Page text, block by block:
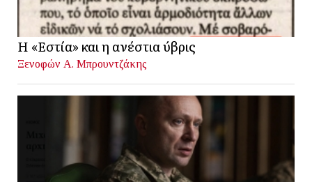
Η «Εστία» και η ανέστια ύβρις
Ξενοφών Α. Μπρουντζάκης